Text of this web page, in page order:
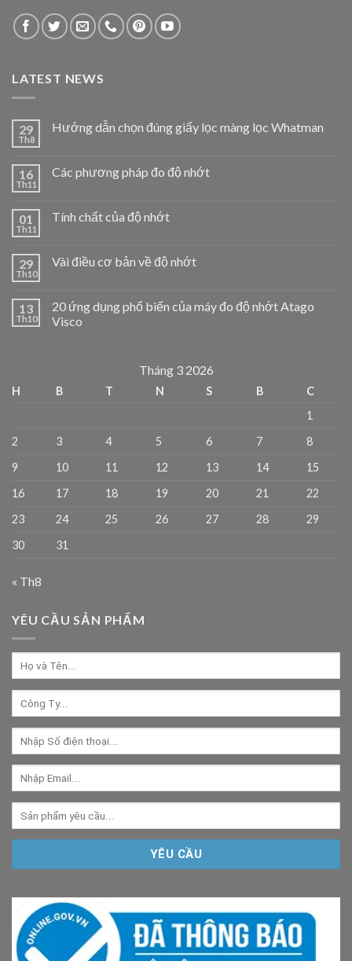
LATEST NEWS
29
Th8
Hướng dẫn chọn đúng giấy lọc màng lọc Whatman
16
Th11
Các phương pháp đo độ nhớt
01
Th11
Tính chất của độ nhớt
29
Th10
Vài điều cơ bản về độ nhớt
13
Th10
20 ứng dụng phổ biến của máy đo độ nhớt Atago
Visco
Tháng 3 2026
H B T N S B
C
1
2
3 4 5 6 7
8
9
10 11 12 13 14
15
16
17 18 19 20 21
22
23
24 25 26 27 28
29
30
31
« Th8
YÊU CẦU SẢN PHẨM